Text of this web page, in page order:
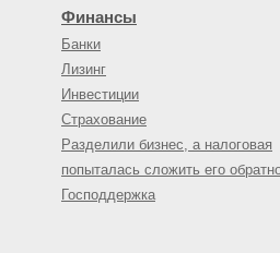
Финансы
Банки
Лизинг
Инвестиции
Страхование
Разделили бизнес, а налоговая
попыталась сложить его
Господдержка